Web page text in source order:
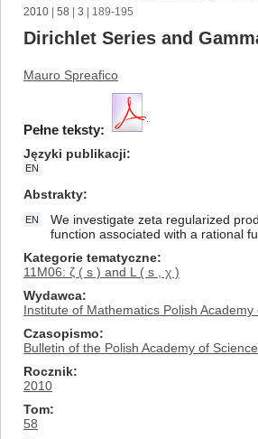
2010 58 3 | 189-195
Dirichlet Series and
Mauro Spreafico
Pełne teksty:
Języki publikacji
EN
Abstrakty
EN
We investigate zeta regularized
function associated with a rational
Kategorie tematyczne
11M06: ζ ( s ) and L ( s , χ )
Wydawca
Institute of Mathematics Polish Academy
Czasopismo
Bulletin of the Polish Academy of
Rocznik
2010
Tom
58